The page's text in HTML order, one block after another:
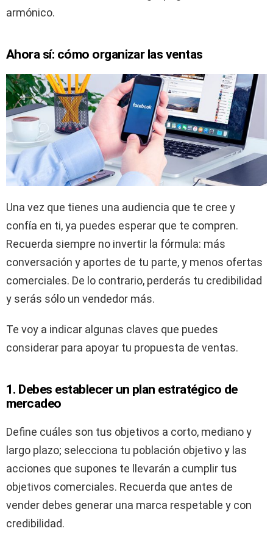
armónico.
Ahora sí: cómo organizar las ventas
Una vez que tienes una audiencia que te cree y
confía en ti, ya puedes esperar que te compren.
Recuerda siempre no invertir la fórmula: más
conversación y aportes de tu parte, y menos ofertas
comerciales. De lo contrario, perderás tu credibilidad
y serás sólo un vendedor más.
Te voy a indicar algunas claves que puedes
considerar para apoyar tu propuesta de ventas.
1. Debes establecer un plan estratégico de
mercadeo
Define cuáles son tus objetivos a corto, mediano y
largo plazo; selecciona tu población objetivo y las
acciones que supones te llevarán a cumplir tus
objetivos comerciales. Recuerda que antes de
vender debes generar una marca respetable y con
credibilidad.